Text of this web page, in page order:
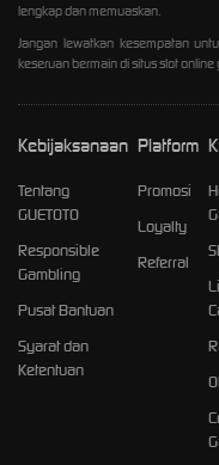
lengkap dan memuaskan.
Jangan lewatkan kesempatan
keseruan bermain di situs slot
Kebijaksanaan
Tentang
GUETOTO
Responsible
Gambling
Pusat Bantuan
Syarat dan
Ketentuan
Platform
Promosi
Loyalty
Referral